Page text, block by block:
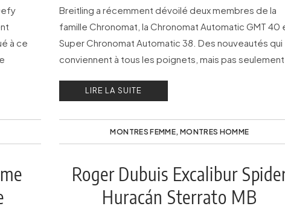
à ce
Breitling a récemment dévoilé deux membres de la
famille Chronomat, la Chronomat Automatic GMT 40
Super Chronomat Automatic 38. Des nouveautés qui
conviennent à tous les poignets, mais pas
LIRE LA SUITE
MONTRES FEMME, MONTRES HOMME
Roger Dubuis Excalibur
Huracán Sterrato MB